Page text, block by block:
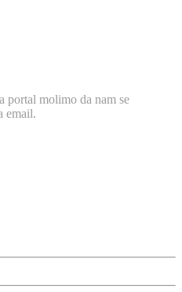
portal molimo da nam se
email.